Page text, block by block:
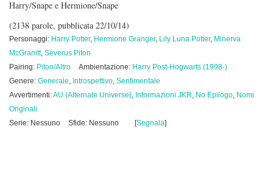
Harry/Snape e Hermione/Snape
(2138 parole, pubblicata 22/10/14)
Personaggi: Harry Potter, Hermione Granger, Lily Luna Potter, Minerva
McGranitt, Severus Piton
Pairing: Piton/Altro Ambientazione: Harry Post-Hogwarts (1998-)
Genere: Generale, Introspettivo, Sentimentale
Avvertimenti:AU (Alternate Universe), Informazioni JKR, No Epilogo, Nomi
Originali
Serie: Nessuno
Sfide: Nessuno [Segnala]